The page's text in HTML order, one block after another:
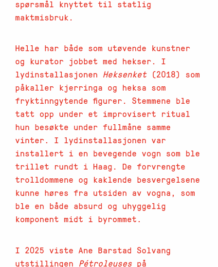
spørsmål knyttet til statlig
maktmisbruk.
Helle har både som utøvende kunstner
og kurator jobbet med hekser. I
lydinstallasjonen Heksenket(2018) som
påkaller kjerringa og heksa som
fryktinngytende figurer. Stemmene ble
tatt opp under et improvisert ritual
hun besøkte under fullmåne samme
vinter. I lydinstallasjonen var
installert i en bevegende vogn som ble
trillet rundt i Haag. De forvrengte
trolldommene og kaklende besvergelsene
kunne høres fra utsiden av vogna, som
ble en både absurd og uhyggelig
komponent midt i byrommet.
I 2025 viste Ane Barstad Solvang
utstillingen Pétroleuses på